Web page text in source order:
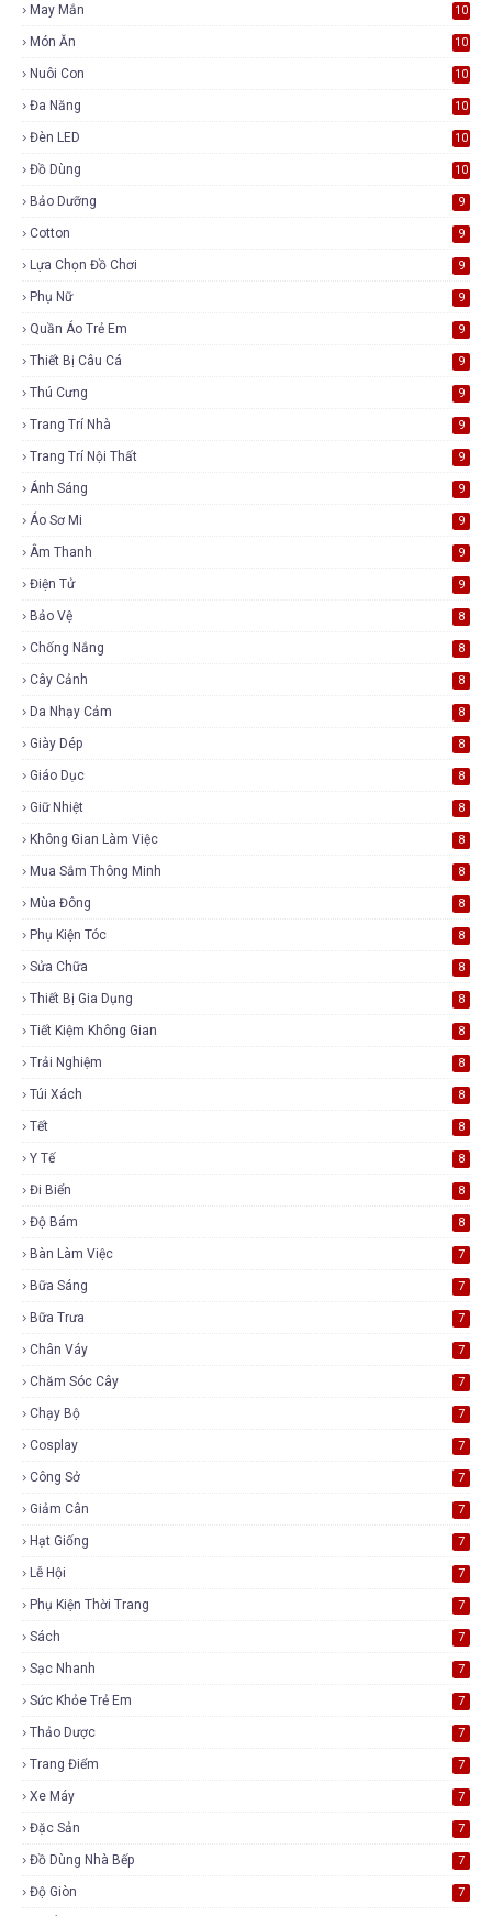
May Mắn 10
Món Ăn 10
Nuôi Con 10
Đa Năng 10
Đèn LED 10
Đồ Dùng 10
Bảo Dưỡng 9
Cotton 9
Lựa Chọn Đồ Chơi 9
Phụ Nữ 9
Quần Áo Trẻ Em 9
Thiết Bị Câu Cá 9
Thú Cưng 9
Trang Trí Nhà 9
Trang Trí Nội Thất 9
Ánh Sáng 9
Áo Sơ Mi 9
Âm Thanh 9
Điện Tử 9
Bảo Vệ 8
Chống Nắng 8
Cây Cảnh 8
Da Nhạy Cảm 8
Giày Dép 8
Giáo Dục 8
Giữ Nhiệt 8
Không Gian Làm Việc 8
Mua Sắm Thông Minh 8
Mùa Đông 8
Phụ Kiện Tóc 8
Sửa Chữa 8
Thiết Bị Gia Dụng 8
Tiết Kiệm Không Gian 8
Trải Nghiệm 8
Túi Xách 8
Tết 8
Y Tế 8
Đi Biển 8
Độ Bám 8
Bàn Làm Việc 7
Bữa Sáng 7
Bữa Trưa 7
Chân Váy 7
Chăm Sóc Cây 7
Chạy Bộ 7
Cosplay 7
Công Sở 7
Giảm Cân 7
Hạt Giống 7
Lễ Hội 7
Phụ Kiện Thời Trang 7
Sách 7
Sạc Nhanh 7
Sức Khỏe Trẻ Em 7
Thảo Dược 7
Trang Điểm 7
Xe Máy 7
Đặc Sản 7
Đồ Dùng Nhà Bếp 7
Độ Giòn 7